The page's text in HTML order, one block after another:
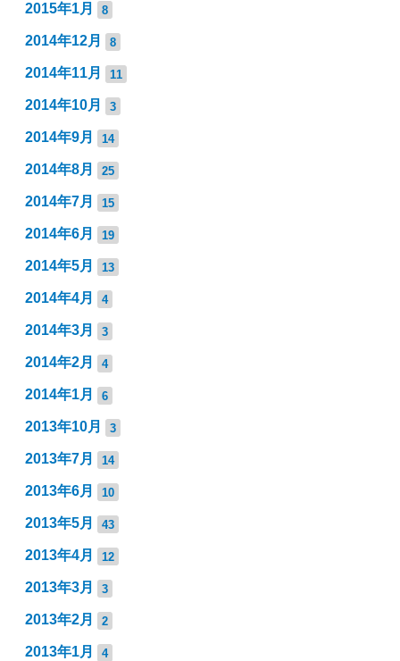
2015年1月 8
2014年12月 8
2014年11月 11
2014年10月 3
2014年9月 14
2014年8月 25
2014年7月 15
2014年6月 19
2014年5月 13
2014年4月 4
2014年3月 3
2014年2月 4
2014年1月 6
2013年10月 3
2013年7月 14
2013年6月 10
2013年5月 43
2013年4月 12
2013年3月 3
2013年2月 2
2013年1月 4